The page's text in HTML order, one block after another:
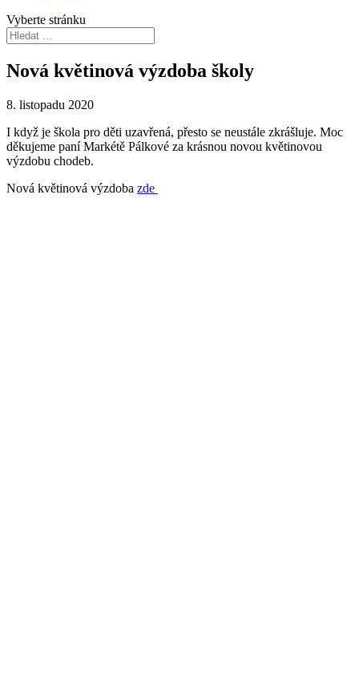
Vyberte stránku
Nová květinová výzdoba školy
8. listopadu 2020
I když je škola pro děti uzavřená, přesto se neustále zkrášluje. Moc
děkujeme paní Markétě Pálkové za krásnou novou květinovou
výzdobu chodeb.
Nová květinová výzdoba zde